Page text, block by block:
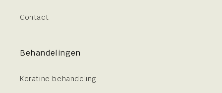
Contact
Behandelingen
Keratine behandeling